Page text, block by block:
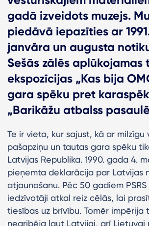
gadā izveidots muzejs.
piedāvā iepazīties ar
janvāra un augusta
Sešās zālēs aplūkojamas
ekspozīcijas „Kas bija
gara spēku pret
„Barikāžu atbalss
Te ir vieta, kur sajust, kā ar milzīgu
pašapziņu un tautas gara spēku
Latvijas Republika. 1990. gada 4.
pieņemta deklarācija par Latvijas
atjaunošanu. Pēc 50 gadiem
iedzīvotāji atkal reiz cēlās, lai
tiesības uz brīvību. Tomēr impērija
negribēja ļaut Latvijai, arī Lietuvai